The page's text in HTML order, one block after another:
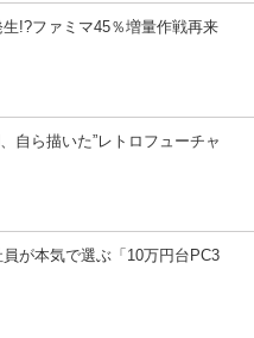
!?ファミマ45％増量作戦再来
自ら描いた”レトロフューチャ
が本気で選ぶ「10万円台PC3